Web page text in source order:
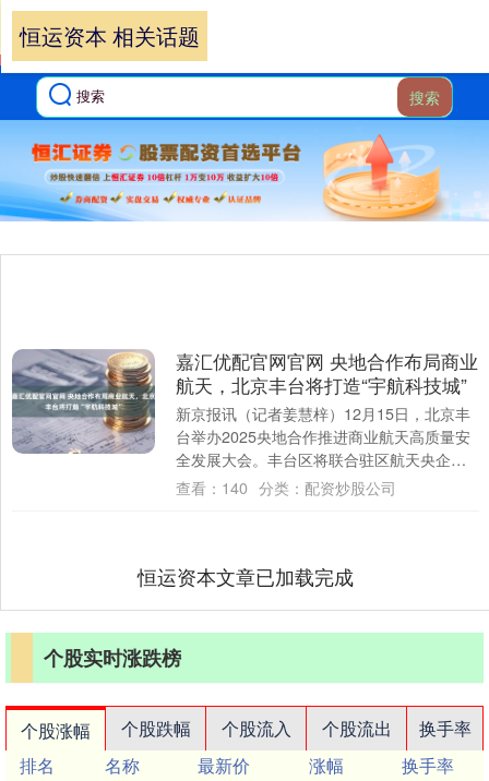
搜索
恒运资本 相关话题
嘉汇优配官网官网 央地合作布局商业
航天，北京丰台将打造“宇航科技城”
新京报讯（记者姜慧梓）12月15日，北京丰
台举办2025央地合作推进商业航天高质量安
全发展大会。丰台区将联合驻区航天央企、
大院大所，高起点筹建“宇航科技城”。 ....
查看： 140 分类： 配资炒股公司
恒运资本文章已加载完成
个股实时涨跌榜
个股涨幅 个股跌幅 个股流入 个股流出
换手率
排名
名称 最新价 涨幅
换手率